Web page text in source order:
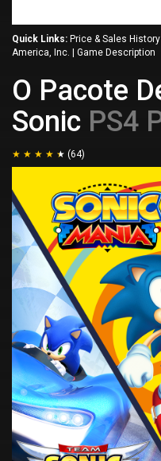
Quick Links: Price & Sales
America, Inc.
Game Description
O Pacote
Sonic PS4
(64)